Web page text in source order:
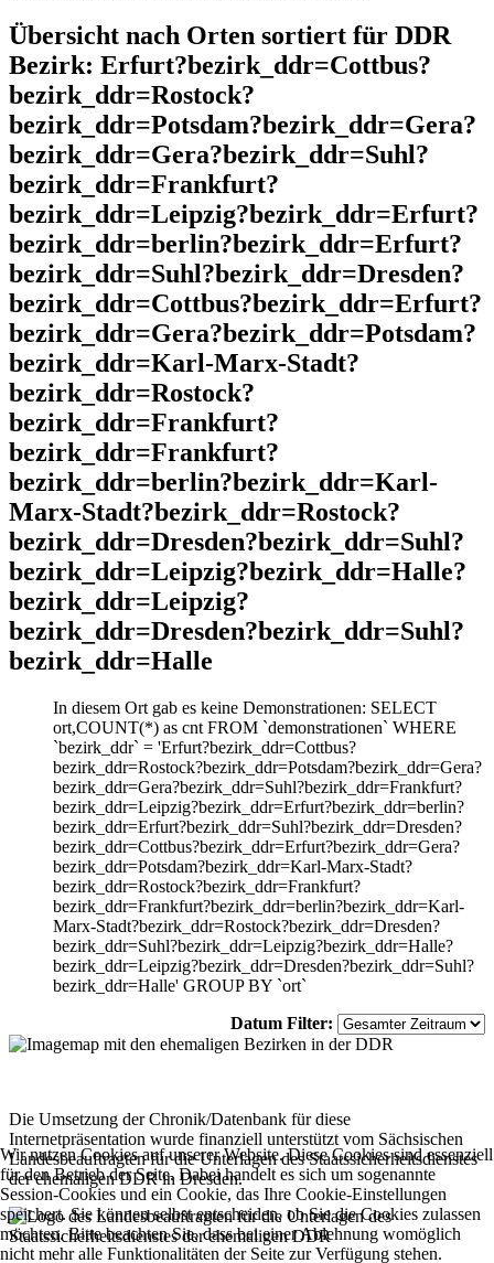
Übersicht nach Orten sortiert für DDR
Bezirk: Erfurt?bezirk_ddr=Cottbus?
bezirk_ddr=Rostock?
bezirk_ddr=Potsdam?bezirk_ddr=Gera?
bezirk_ddr=Gera?bezirk_ddr=Suhl?
bezirk_ddr=Frankfurt?
bezirk_ddr=Leipzig?bezirk_ddr=Erfurt?
bezirk_ddr=berlin?bezirk_ddr=Erfurt?
bezirk_ddr=Suhl?bezirk_ddr=Dresden?
bezirk_ddr=Cottbus?bezirk_ddr=Erfurt?
bezirk_ddr=Gera?bezirk_ddr=Potsdam?
bezirk_ddr=Karl-Marx-Stadt?
bezirk_ddr=Rostock?
bezirk_ddr=Frankfurt?
bezirk_ddr=Frankfurt?
bezirk_ddr=berlin?bezirk_ddr=Karl-
Marx-Stadt?bezirk_ddr=Rostock?
bezirk_ddr=Dresden?bezirk_ddr=Suhl?
bezirk_ddr=Leipzig?bezirk_ddr=Halle?
bezirk_ddr=Leipzig?
bezirk_ddr=Dresden?bezirk_ddr=Suhl?
bezirk_ddr=Halle
In diesem Ort gab es keine Demonstrationen: SELECT
ort,COUNT(*) as cnt FROM `demonstrationen` WHERE
`bezirk_ddr` = 'Erfurt?bezirk_ddr=Cottbus?
bezirk_ddr=Rostock?bezirk_ddr=Potsdam?bezirk_ddr=Gera?
bezirk_ddr=Gera?bezirk_ddr=Suhl?bezirk_ddr=Frankfurt?
bezirk_ddr=Leipzig?bezirk_ddr=Erfurt?bezirk_ddr=berlin?
bezirk_ddr=Erfurt?bezirk_ddr=Suhl?bezirk_ddr=Dresden?
bezirk_ddr=Cottbus?bezirk_ddr=Erfurt?bezirk_ddr=Gera?
bezirk_ddr=Potsdam?bezirk_ddr=Karl-Marx-Stadt?
bezirk_ddr=Rostock?bezirk_ddr=Frankfurt?
bezirk_ddr=Frankfurt?bezirk_ddr=berlin?bezirk_ddr=Karl-
Marx-Stadt?bezirk_ddr=Rostock?bezirk_ddr=Dresden?
bezirk_ddr=Suhl?bezirk_ddr=Leipzig?bezirk_ddr=Halle?
bezirk_ddr=Leipzig?bezirk_ddr=Dresden?bezirk_ddr=Suhl?
bezirk_ddr=Halle' GROUP BY `ort`
Datum Filter:
Die Umsetzung der Chronik/Datenbank für diese
Internetpräsentation wurde finanziell unterstützt vom Sächsischen
Landesbeauftragten für die Unterlagen des Staatssicherheitsdienstes
der ehemaligen DDR in Dresden.
Wir nutzen Cookies auf unserer Website. Diese Cookies sind essenziell
für den Betrieb der Seite. Dabei handelt es sich um sogenannte
Session-Cookies und ein Cookie, das Ihre Cookie-Einstellungen
speichert. Sie können selbst entscheiden, ob Sie die Cookies zulassen
möchten. Bitte beachten Sie, dass bei einer Ablehnung womöglich
nicht mehr alle Funktionalitäten der Seite zur Verfügung stehen.